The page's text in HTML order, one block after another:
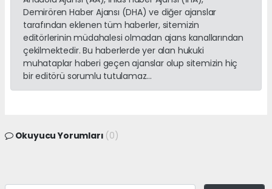
Demirören Haber Ajansı (DHA) ve diğer ajanslar
tarafından eklenen tüm haberler, sitemizin
editörlerinin müdahalesi olmadan ajans kanallarından
çekilmektedir. Bu haberlerde yer alan hukuki
muhataplar haberi geçen ajanslar olup sitemizin hiç
bir editörü sorumlu tutulamaz...
Okuyucu Yorumları (0)